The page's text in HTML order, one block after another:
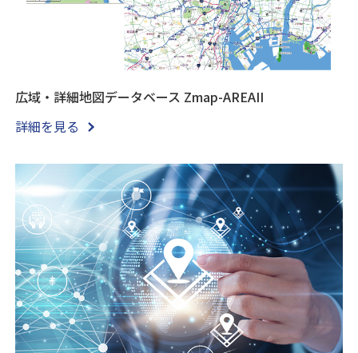
広域・詳細地図データベース Zmap-AREAII
詳細を見る